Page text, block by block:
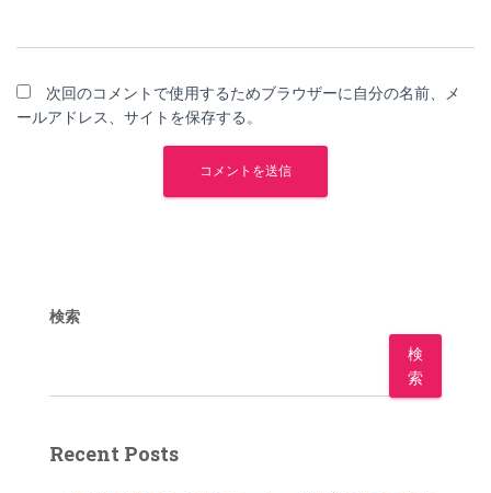
次回のコメントで使用するためブラウザーに自分の名前、メ
ールアドレス、サイトを保存する。
検索
検
索
Recent Posts